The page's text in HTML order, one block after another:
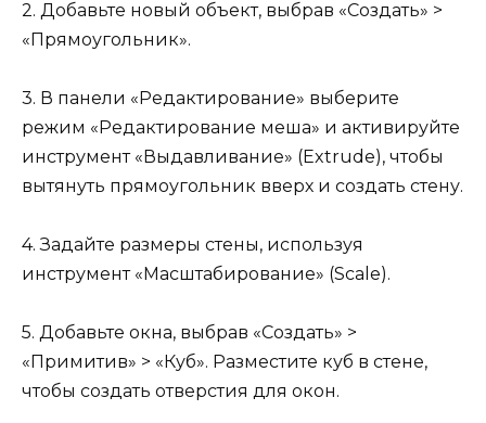
2. Добавьте новый объект, выбрав «Создать» >
«Прямоугольник».
3. В панели «Редактирование» выберите
режим «Редактирование меша» и активируйте
инструмент «Выдавливание» (Extrude), чтобы
вытянуть прямоугольник вверх и создать стену.
4. Задайте размеры стены, используя
инструмент «Масштабирование» (Scale).
5. Добавьте окна, выбрав «Создать» >
«Примитив» > «Куб». Разместите куб в стене,
чтобы создать отверстия для окон.